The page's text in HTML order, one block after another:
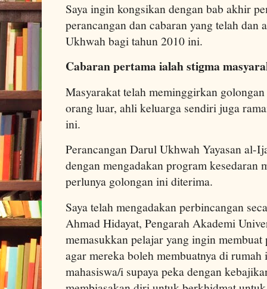
Saya ingin kongsikan dengan bab akhir
perancangan dan cabaran yang telah dan
Ukhwah bagi tahun 2010 ini.
Cabaran pertama ialah stigma
Masyarakat telah meminggirkan
orang luar, ahli keluarga sendiri juga
ini.
Perancangan Darul Ukhwah Yayasan al-
dengan mengadakan program kesedaran
perlunya golongan ini diterima.
Saya telah mengadakan perbincangan
Ahmad Hidayat, Pengarah Akademi
memasukkan pelajar yang ingin
agar mereka boleh membuatnya di
mahasiswa/i supaya peka dengan